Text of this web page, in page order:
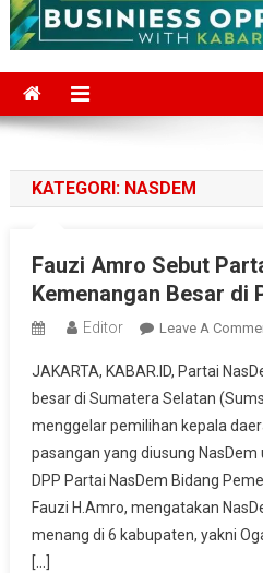
KATEGORI: NASDEM
Fauzi Amro Sebut
Kemenangan Besar di
Editor Leave A
JAKARTA, KABAR.ID, Partai
besar di Sumatera Selatan
menggelar pemilihan kepala
pasangan yang diusung NasDem
DPP Partai NasDem Bidang
Fauzi H.Amro, mengatakan
menang di 6 kabupaten, yakni
[…]